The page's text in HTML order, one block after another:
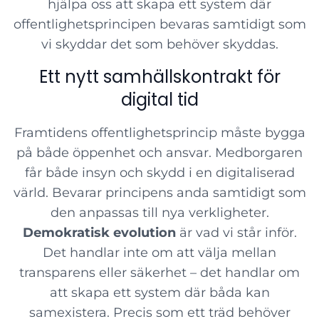
hjälpa oss att skapa ett system där
offentlighetsprincipen bevaras samtidigt som
vi skyddar det som behöver skyddas.
Ett nytt samhällskontrakt för
digital tid
Framtidens offentlighetsprincip måste bygga
på både öppenhet och ansvar. Medborgaren
får både insyn och skydd i en digitaliserad
värld. Bevarar principens anda samtidigt som
den anpassas till nya verkligheter.
Demokratisk evolutionär vad vi står inför.
Det handlar inte om att välja mellan
transparens eller säkerhet – det handlar om
att skapa ett system där båda kan
samexistera. Precis som ett träd behöver